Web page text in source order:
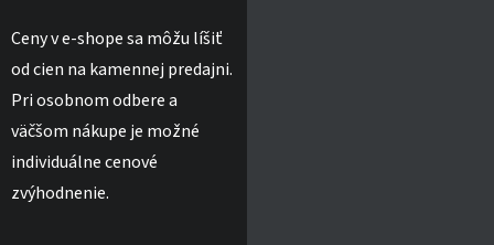
Ceny v e-shope sa môžu líšiť
od cien na kamennej predajni.
Pri osobnom odbere a
väčšom nákupe je možné
individuálne cenové
zvýhodnenie.